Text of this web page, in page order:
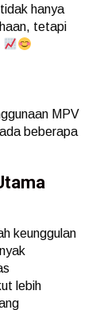
hanya
tetapi
MPV
beberapa
keunggulan
lebih